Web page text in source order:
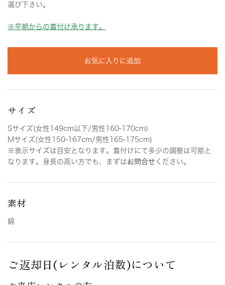
選び下さい。
※早朝からの着付け承ります。
お気に入りに追加
サイズ
Sサイズ(女性149cm以下/男性160-170cm)
Mサイズ(女性150-167cm/男性165-175cm)
※表示サイズは目安となります。着付けにて多少の調整は可能と
なります。身長の高い方でも、まずはお問合せ ください。
素材
綿
ご返却日(レンタル泊数)について